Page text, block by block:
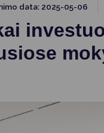
teisinė
Teisės
data: 2025-05-06